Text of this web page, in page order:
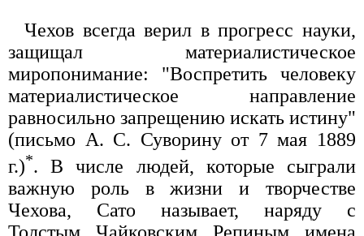
Чехов всегда верил в прогресс науки,
защищал материалистическое
миропонимание: "Воспретить человеку
материалистическое направление
равносильно запрещению искать истину"
(письмо А. С. Суворину от 7 мая 1889
г.)*. В числе людей, которые сыграли
важную роль в жизни и творчестве
Чехова, Сато называет, наряду с